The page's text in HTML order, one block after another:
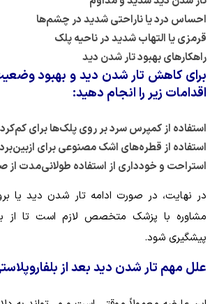
احساس درد یا ناراحتی شدید در چشم‌ها
قرمزی یا التهاب شدید در ناحیه پلک
راهکارهای بهبود تار شدن دید
برای کاهش تار شدن دید و بهبود
اقدامات زیر را انجام دهید:
استفاده از کمپرس سرد بر روی پلک‌ها برای
استفاده از قطره‌های اشک مصنوعی برای
استراحت و خودداری از استفاده طولانی‌مدت
در نهایت، در صورت ادامه تار شدن دید یا
مشاوره با پزشک متخصص لازم است تا از
پیشگیری شود.
علل مهم تار شدن دید بعد از